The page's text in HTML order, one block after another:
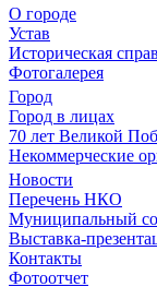
О городе
Устав
Историческая
Фотогалерея
Город
Город в лицах
70 лет Великой
Некоммерческие
Новости
Перечень НКО
Муниципальный
Выставка-
Контакты
Фотоотчет